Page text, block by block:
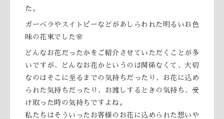
た。
ガーベラやスイトピーなどがあしらわれた明るいお色
味の花束でした🌸
どんなお花だったかをご紹介させていただくことが多
いですが、どんなお花かというのは関係なくて、大切
なのはそこに至るまでの気持ちだったり、お花に込め
られた気持ちだったり、お渡しするときの気持ち、受
け取った時の気持ちですよね。
私たちはそういったお客様のお花に込められた想いや